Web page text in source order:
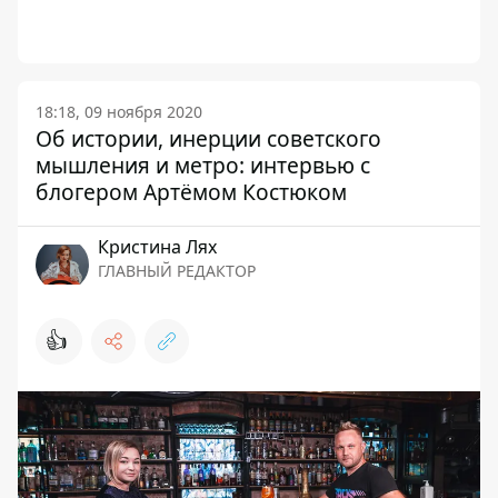
18:18, 09 ноября 2020
Об истории, инерции советского
мышления и метро: интервью с
блогером Артёмом Костюком
Кристина Лях
ГЛАВНЫЙ РЕДАКТОР
👍